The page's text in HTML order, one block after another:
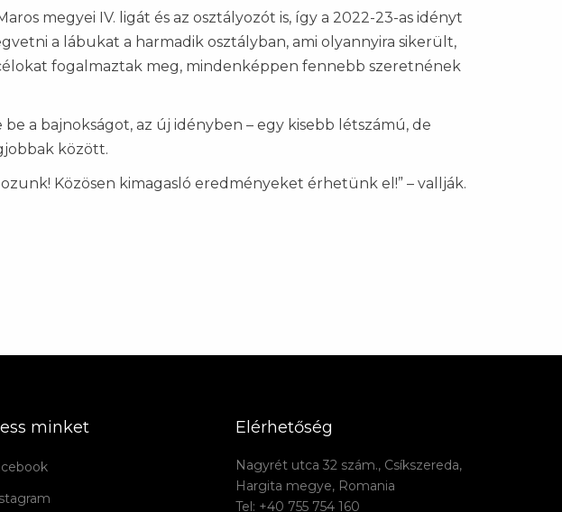
megyei IV. ligát és az osztályozót is, így a 2022-23-as idényt
a lábukat a harmadik osztályban, ami olyannyira sikerült,
fogalmaztak meg, mindenképpen fennebb szeretnének
a bajnokságot, az új idényben – egy kisebb létszámú, de
között.
Közösen kimagasló eredményeket érhetünk el!” – vallják.
minket Elérhetőség
Nagyrét utca 32 szám., Csíkszereda,
Hargita megye, Romania
Tel: +40 755 754 160